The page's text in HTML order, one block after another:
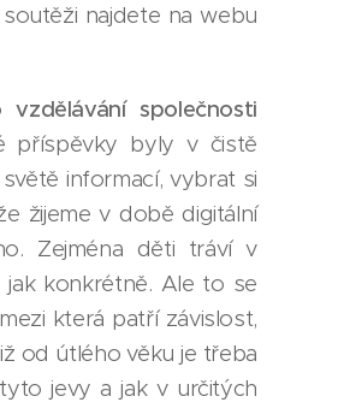
najdete na webu
společnosti
příspěvky byly v čistě
informací, vybrat si
žijeme v době digitální
Zejména děti tráví v
konkrétně. Ale to se
která patří závislost,
od útlého věku je třeba
jevy a jak v určitých